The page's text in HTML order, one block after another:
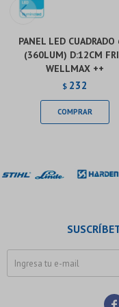
PANEL LED CUADRADO
(360LUM) D:12CM
WELLMAX ++
$ 232
